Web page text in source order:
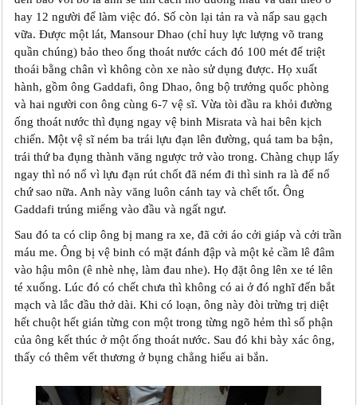
hay 12 người để làm việc đó. Số còn lại tản ra và nấp sau gạch
vữa. Được một lát, Mansour Dhao (chỉ huy lực lượng võ trang
quần chúng) bảo theo ống thoát nước cách đó 100 mét để triệt
thoái bằng chân vì không còn xe nào sử dụng được. Họ xuất
hành, gồm ông Gaddafi, ông Dhao, ông bộ trưởng quốc phòng
và hai người con ông cùng 6-7 vệ sĩ. Vừa tòi đầu ra khỏi đường
ống thoát nước thì đụng ngay vệ binh Misrata và hai bên kịch
chiến. Một vệ sĩ ném ba trái lựu đạn lên đường, quá tam ba bận,
trái thứ ba đụng thành văng ngược trở vào trong. Chàng chụp lấy
ngay thì nó nổ vì lựu đạn rút chốt đã ném đi thì sinh ra là để nổ
chứ sao nữa. Anh này văng luôn cánh tay và chết tốt. Ông
Gaddafi trúng miểng vào đầu và ngất ngư.
Sau đó ta có clip ông bị mang ra xe, đã cởi áo cởi giáp và cởi trần
máu me. Ông bị vệ binh có mặt đánh đập và một kẻ cầm lê đâm
vào hậu môn (ê nhè nhẹ, làm đau nhe). Họ đặt ông lên xe té lên
té xuống. Lúc đó có chết chưa thì không có ai ở đó nghĩ đến bắt
mạch và lắc đầu thở dài. Khi có loạn, ông này đòi trừng trị diệt
hết chuột hết gián từng con một trong từng ngõ hẻm thì số phận
của ông kết thúc ở một ống thoát nước. Sau đó khi bày xác ông,
thấy có thêm vết thương ở bụng chẳng hiểu ai bắn.